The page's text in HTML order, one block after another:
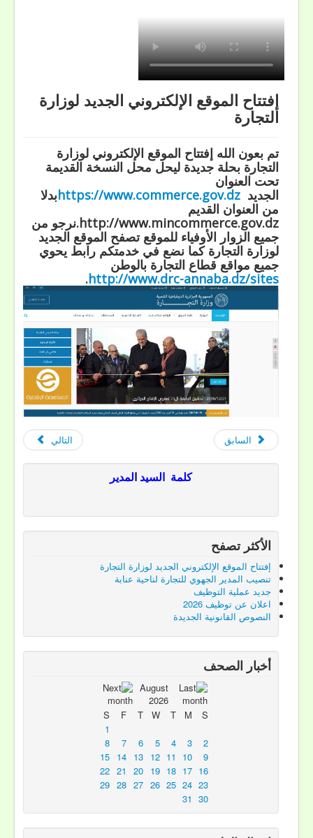
إفتتاح الموقع الإلكتروني الجديد لوزارة
التجارة
تم بعون الله إفتتاح الموقع الإلكتروني لوزارة
التجارة بحلة جديدة ليحل محل النسخة القديمة
تحت العنوان
الجديد https://www.commerce.gov.dzبدلا
من العنوان القديم
http://www.mincommerce.gov.dz.نرجو من
جميع الزوار الأوفياء للموقع تصفح الموقع الجديد
لوزارة التجارة كما نضع في خدمتكم رابط يحوي
جميع مواقع قطاع التجارة بالوطن
http://www.drc-annaba.dz/sites
.
السابق التالي
كلمة السيد لمدير
الأكثر تصفح
إفتتاح الموقع الإلكتروني الجديد لوزارة التجارة
تنصيب المدير الجهوي للتجارة لناحية عنابة
جديد عملية التوظيف
اعلان عن توظيف 2026
النصوص القانونية الجديدة
أخبار الصحف
August
2026
S
M
T
W
T
F
S
1
2
3
4
5
6
7
8
9
10
11
12
13
14
15
16
17
18
19
20
21
22
23
24
25
26
27
28
29
30
31